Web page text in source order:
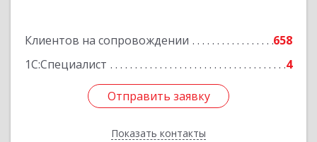
Клиентов на сопровождении
658
1С:Специалист
4
Отправить заявку
Показать контакты
Отправить заявку
Назад